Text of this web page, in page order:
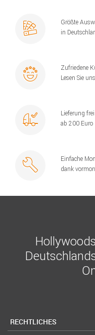
Größte
in
Zufriedene
Lesen Sie
Lieferung
ab 200 Euro
Einfache
dank
RECHTLICHES